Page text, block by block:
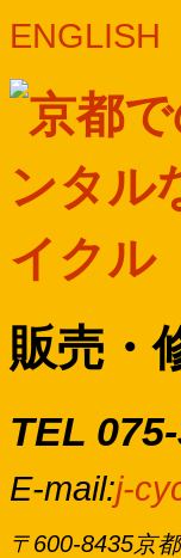
ENGLISH
販売・
TEL
E-mail:j-
〒600-8435京